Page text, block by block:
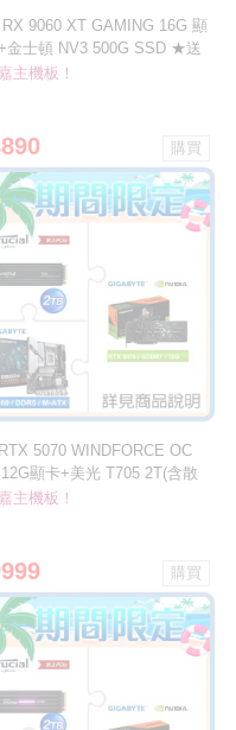
9060 XT GAMING 16G 顯
金士頓 NV3 500G SSD ★送
H ARGB主機板
主機板！
5070 WINDFORCE OC
顯卡+美光 T705 2T(含散
★送技嘉B860M
主機板！